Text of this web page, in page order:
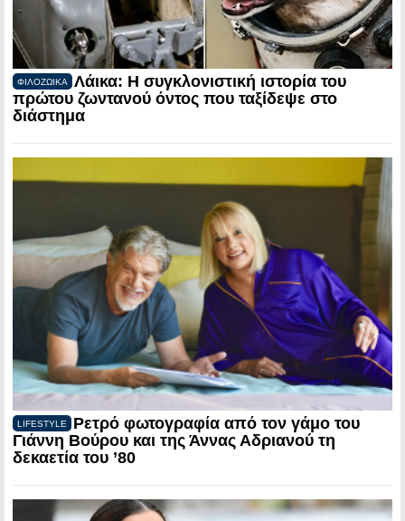
ΦΙΛΟΖΩΙΚΑ
Λάικα: Η συγκλονιστική ιστορία του
πρώτου ζωντανού όντος που ταξίδεψε στο
διάστημα
LIFESTYLE
Ρετρό φωτογραφία από τον γάμο του
Γιάννη Βούρου και της Άννας Αδριανού τη
δεκαετία του ’80